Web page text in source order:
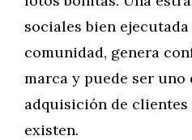
sociales bien
comunidad, genera
marca y puede ser uno
adquisición de clientes
existen.